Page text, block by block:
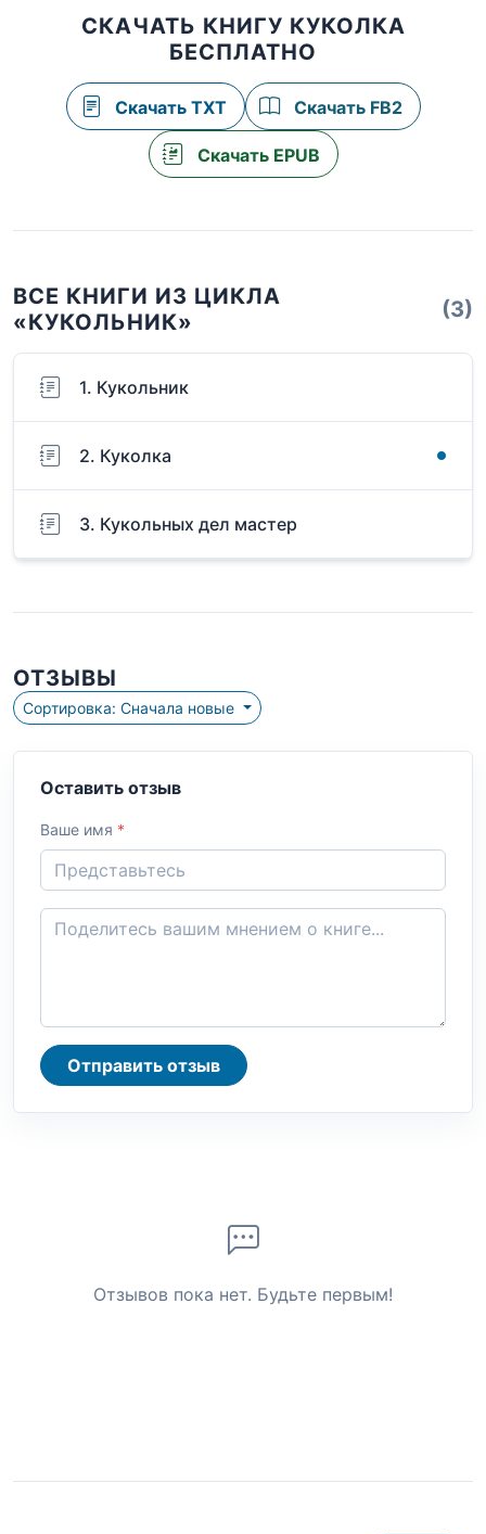
СКАЧАТЬ КНИГУ КУКОЛКА
БЕСПЛАТНО
Скачать TXT Скачать FB2
Скачать EPUB
ВСЕ КНИГИ ИЗ ЦИКЛА
«КУКОЛЬНИК»
(3)
1. Кукольник
2. Куколка
3. Кукольных дел мастер
ОТЗЫВЫ
Сортировка: Сначала новые
Оставить отзыв
Ваше имя *
Отправить отзыв
Отзывов пока нет. Будьте первым!